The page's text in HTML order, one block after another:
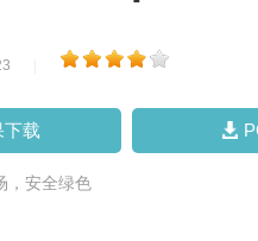
下载
，安全绿色